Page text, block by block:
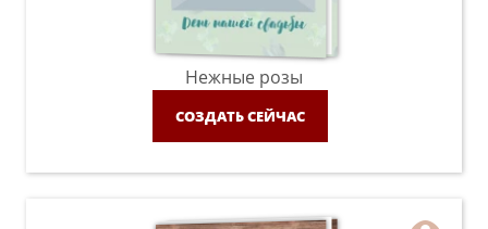
Нежные розы
СОЗДАТЬ СЕЙЧАС